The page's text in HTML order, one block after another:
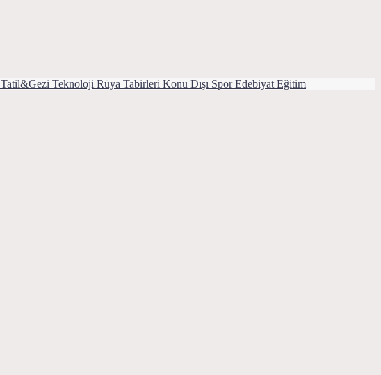
Tatil&Gezi Teknoloji Rüya Tabirleri Konu Dışı Spor Edebiyat Eğitim